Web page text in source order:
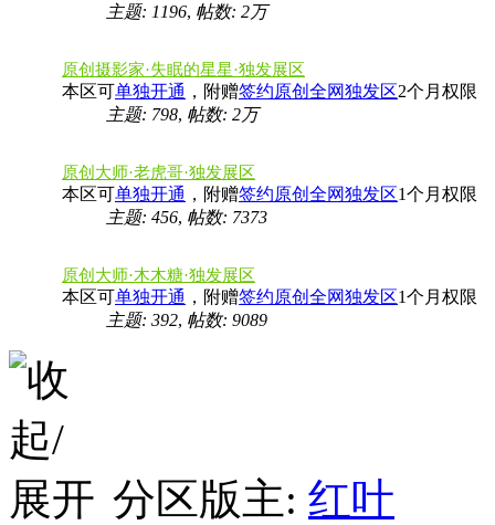
主题: 1196, 帖数: 2万
原创摄影家·失眠的星星·独发展区
本区可单独开通 ，附赠签约原创全网独发区2个月权限
主题: 798, 帖数: 2万
原创大师·老虎哥·独发展区
本区可单独开通 ，附赠签约原创全网独发区1个月权限
主题: 456, 帖数: 7373
原创大师·木木糖·独发展区
本区可单独开通 ，附赠签约原创全网独发区1个月权限
主题: 392, 帖数: 9089
分区版主: 红叶